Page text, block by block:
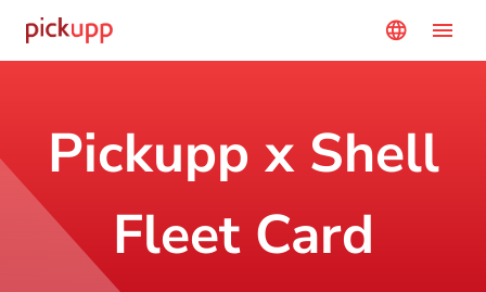
language menu
Pickupp x Shell
Fleet Card